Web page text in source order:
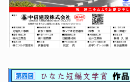
58号,イベン
ト,地域交流,坂城
小学校
坂城町
学校
さん（ともに
３年生）
続きを読む
58号,坂城町